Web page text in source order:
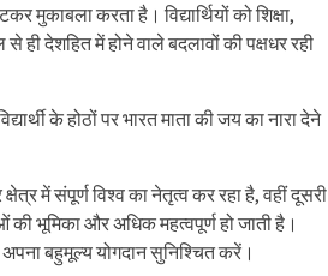
करता है। विद्यार्थियों को शिक्षा,
देशहित में होने वाले बदलावों की पक्षधर रही
के होठों पर भारत माता की जय का नारा देने
में संपूर्ण विश्व का नेतृत्व कर रहा है, वहीं दूसरी
भूमिका और अधिक महत्वपूर्ण हो जाती है।
बहुमूल्य योगदान सुनिश्चित करें।